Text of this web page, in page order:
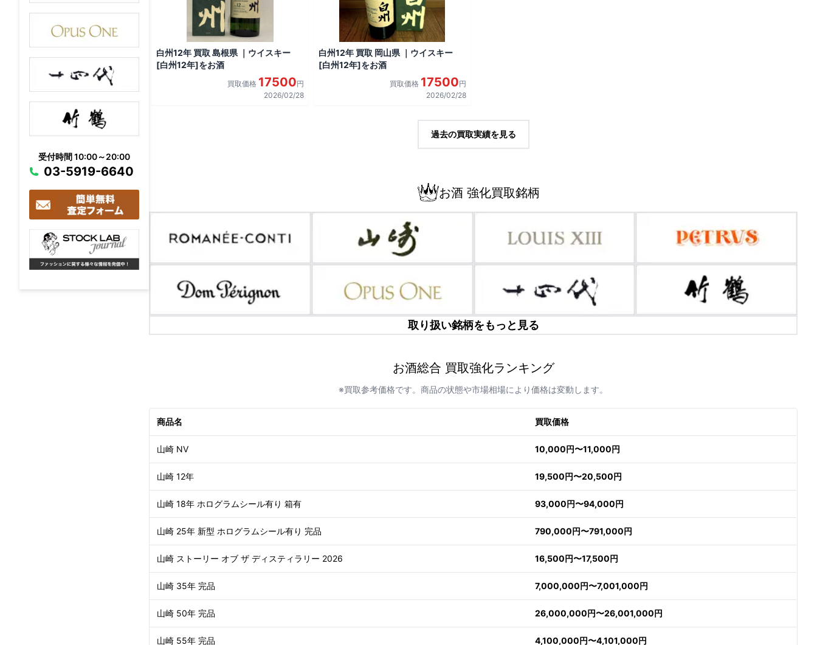
受付時間 10:00～20:00
03-5919-6640
白州12年 買取 島根県 ｜ウイスキー
[白州12年]をお酒
買取価格 17500円
2026/02/28
白州12年 買取 岡山県 ｜ウイスキー
[白州12年]をお酒
買取価格 17500円
2026/02/28
過去の買取実績を見る
お酒 強化買取銘柄
取り扱い銘柄をもっと見る
お酒総合 買取強化ランキング
※買取参考価格です。商品の状態や市場相場により価格は変動します。
商品名 買取価格
山崎 NV 10,000円〜11,000円
山崎 12年 19,500円〜20,500円
山崎 18年 ホログラムシール有り 箱有 93,000円〜94,000円
山崎 25年 新型 ホログラムシール有り 完品 790,000円〜791,000円
山崎 ストーリー オブ ザ ディスティラリー 2026 16,500円〜17,500円
山崎 35年 完品 7,000,000円〜7,001,000円
山崎 50年 完品 26,000,000円〜26,001,000円
山崎 55年 完品 4,100,000円〜4,101,000円